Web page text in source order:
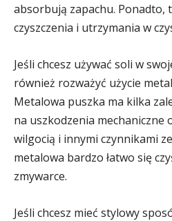
absorbują zapachu. Ponadto,
czyszczenia i utrzymania w
Jeśli chcesz używać soli w
również rozważyć użycie
Metalowa puszka ma kilka
na uszkodzenia mechaniczne
wilgocią i innymi czynnikami
metalowa bardzo łatwo się
zmywarce.
Jeśli chcesz mieć stylowy